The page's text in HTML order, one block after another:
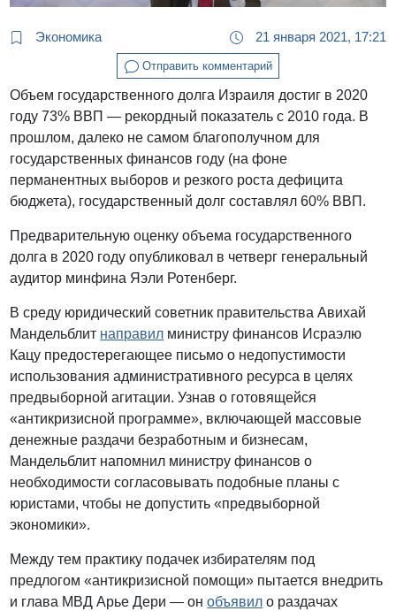
Экономика 21 января 2021, 17:21
Отправить комментарий
Объем государственного долга Израиля достиг в 2020
году 73% ВВП — рекордный показатель с 2010 года. В
прошлом, далеко не самом благополучном для
государственных финансов году (на фоне
перманентных выборов и резкого роста дефицита
бюджета), государственный долг составлял 60% ВВП.
Предварительную оценку объема государственного
долга в 2020 году опубликовал в четверг генеральный
аудитор минфина Яэли Ротенберг.
В среду юридический советник правительства Авихай
Мандельблит направил министру финансов Исраэлю
Кацу предостерегающее письмо о недопустимости
использования административного ресурса в целях
предвыборной агитации. Узнав о готовящейся
«антикризисной программе», включающей массовые
денежные раздачи безработным и бизнесам,
Мандельблит напомнил министру финансов о
необходимости согласовывать подобные планы с
юристами, чтобы не допустить «предвыборной
экономики».
Между тем практику подачек избирателям под
предлогом «антикризисной помощи» пытается внедрить
и глава МВД Арье Дери — онобъявил о раздачах